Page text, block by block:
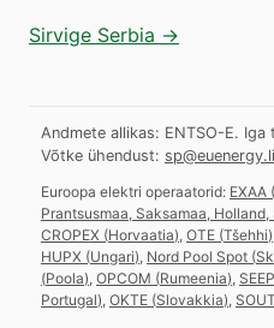
Sirvige Serbia →
Andmete allikas: ENTSO-E.
Võtke ühendust:
Euroopa elektri operaatorid: EXAA (
Prantsusmaa, Saksamaa, Holland,
CROPEX (Horvaatia) OTE (Tšehhi)
HUPX (Ungari) Nord Pool Spot (
(Poola) OPCOM (Rumeenia)
Portugal) OKTE (Slovakkia)